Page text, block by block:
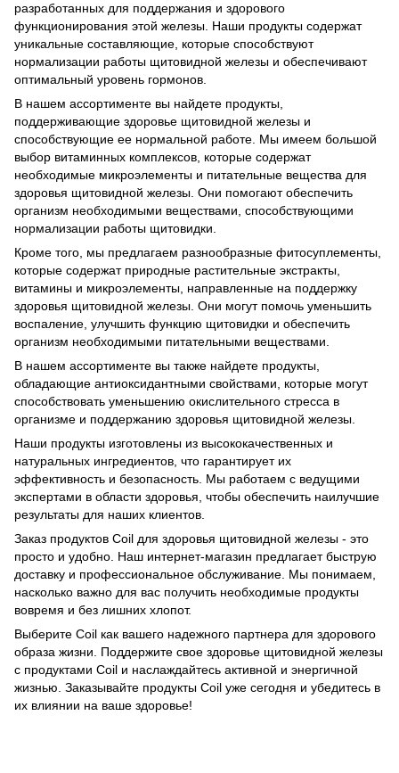
разработанных для поддержания и здорового
функционирования этой железы. Наши продукты содержат
уникальные составляющие, которые способствуют
нормализации работы щитовидной железы и обеспечивают
оптимальный уровень гормонов.
В нашем ассортименте вы найдете продукты,
поддерживающие здоровье щитовидной железы и
способствующие ее нормальной работе. Мы имеем большой
выбор витаминных комплексов, которые содержат
необходимые микроэлементы и питательные вещества для
здоровья щитовидной железы. Они помогают обеспечить
организм необходимыми веществами, способствующими
нормализации работы щитовидки.
Кроме того, мы предлагаем разнообразные фитосуплементы,
которые содержат природные растительные экстракты,
витамины и микроэлементы, направленные на поддержку
здоровья щитовидной железы. Они могут помочь уменьшить
воспаление, улучшить функцию щитовидки и обеспечить
организм необходимыми питательными веществами.
В нашем ассортименте вы также найдете продукты,
обладающие антиоксидантными свойствами, которые могут
способствовать уменьшению окислительного стресса в
организме и поддержанию здоровья щитовидной железы.
Наши продукты изготовлены из высококачественных и
натуральных ингредиентов, что гарантирует их
эффективность и безопасность. Мы работаем с ведущими
экспертами в области здоровья, чтобы обеспечить наилучшие
результаты для наших клиентов.
Заказ продуктов Coil для здоровья щитовидной железы - это
просто и удобно. Наш интернет-магазин предлагает быструю
доставку и профессиональное обслуживание. Мы понимаем,
насколько важно для вас получить необходимые продукты
вовремя и без лишних хлопот.
Выберите Coil как вашего надежного партнера для здорового
образа жизни. Поддержите свое здоровье щитовидной железы
с продуктами Coil и наслаждайтесь активной и энергичной
жизнью. Заказывайте продукты Coil уже сегодня и убедитесь в
их влиянии на ваше здоровье!